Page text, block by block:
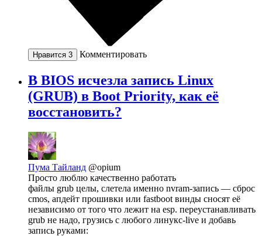
Нравится 3 Комментировать
В BIOS исчезла запись Linux
(GRUB) в Boot Priority, как её
восстановить?
Пума Тайланд @opium
Просто люблю качественно работать
файлы grub целы, слетела именно nvram-запись — сброс
cmos, апдейт прошивки или fastboot винды сносят её
независимо от того что лежит на esp. переустанавливать
grub не надо, грузись с любого линукс-live и добавь
запись руками: